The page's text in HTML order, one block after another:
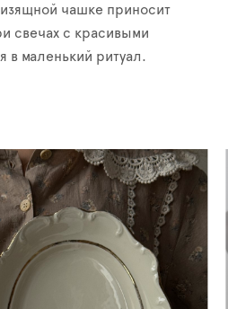
чашке приносит
свечах с красивыми
в маленький ритуал.